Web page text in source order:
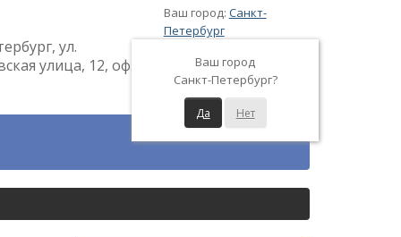
ул.
улица, 12, оф.
Ваш город: Санкт-
Петербург
Ваш город
Санкт-Петербург?
Да Нет